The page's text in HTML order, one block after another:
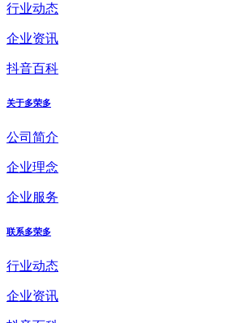
行业动态
企业资讯
抖音百科
关于多荣多
公司简介
企业理念
企业服务
联系多荣多
行业动态
企业资讯